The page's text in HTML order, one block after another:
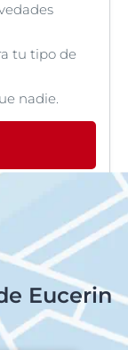
tu tipo de
nadie.
Eucerin